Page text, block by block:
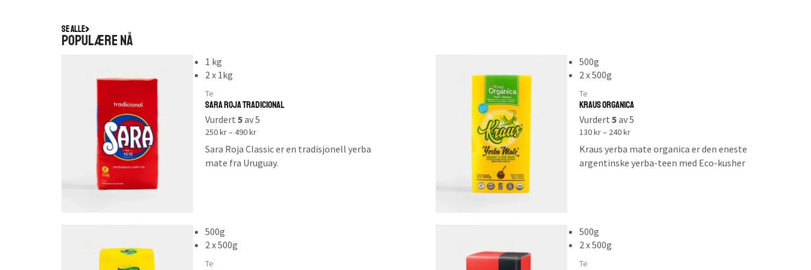
Se alle
populære nå
1 kg
2 x 1kg
Te
Sara Roja Tradicional
Vurdert5av 5
250kr– 490kr
Sara Roja Classic er en tradisjonell yerba
mate fra Uruguay.
stilk.
500g
2 x 500g
Te
Kraus Organica
Vurdert5av 5
130kr– 240kr
Kraus yerba mate organica er den eneste
argentinske yerba-teen med Eco-kusher
landbruk.
500g
2 x 500g
Te
500g
2 x 500g
Te